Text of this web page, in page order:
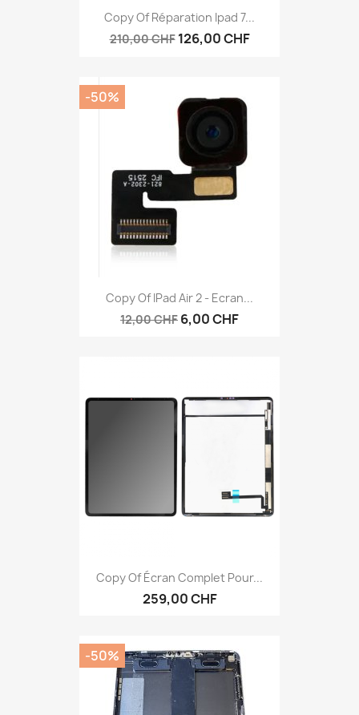
Copy Of Réparation Ipad 7...
210,00 CHF 126,00 CHF
Copy Of IPad Air 2 - Ecran...
12,00 CHF 6,00 CHF
-50%
Copy Of Écran Complet Pour...
259,00 CHF
-50%